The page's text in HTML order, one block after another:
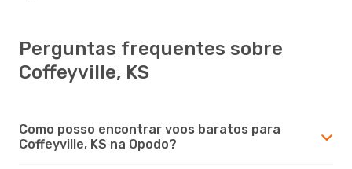
Perguntas frequentes sobre
Coffeyville, KS
Como posso encontrar voos baratos para
Coffeyville, KS na Opodo?